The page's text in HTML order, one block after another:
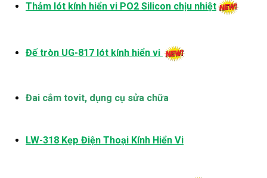
Thảm lót kính hiển vi PO2 Silicon chịu nhiệt
Đế tròn UG-817 lót kính hiển vi
Đai cắm tovit, dụng cụ sửa chữa
LW-318 Kẹp Điện Thoại Kính Hiển Vi